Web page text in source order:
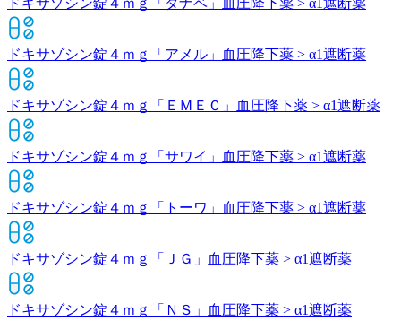
ドキサゾシン錠４ｍｇ「タナベ」 血圧降下薬 > α1遮断薬
ドキサゾシン錠４ｍｇ「アメル」 血圧降下薬 > α1遮断薬
ドキサゾシン錠４ｍｇ「ＥＭＥＣ」 血圧降下薬 > α1遮断薬
ドキサゾシン錠４ｍｇ「サワイ」 血圧降下薬 > α1遮断薬
ドキサゾシン錠４ｍｇ「トーワ」 血圧降下薬 > α1遮断薬
ドキサゾシン錠４ｍｇ「ＪＧ」 血圧降下薬 > α1遮断薬
ドキサゾシン錠４ｍｇ「ＮＳ」 血圧降下薬 > α1遮断薬